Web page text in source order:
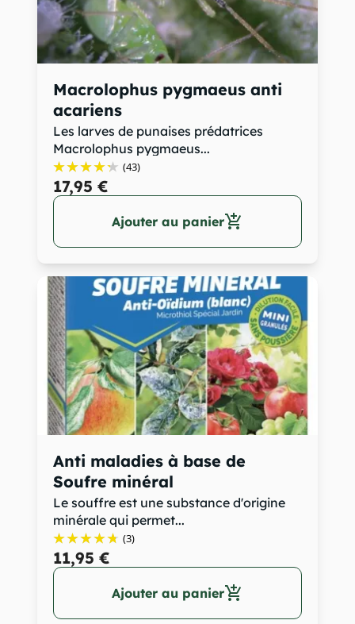
Macrolophus pygmaeus anti
acariens
Les larves de punaises prédatrices
Macrolophus pygmaeus...
(43)
17,95 €
Ajouter au panieradd_shopping_cart
Anti maladies à base de
Soufre minéral
Le souffre est une substance d'origine
minérale qui permet...
(3)
11,95 €
Ajouter au panieradd_shopping_cart